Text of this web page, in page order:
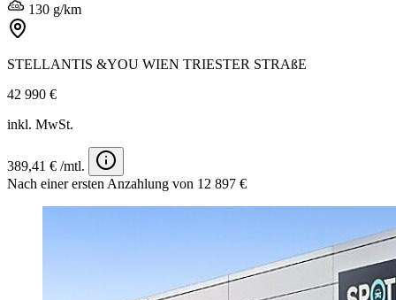
130 g/km
STELLANTIS &YOU WIEN TRIESTER STRAßE
42 990 €
inkl. MwSt.
389,41 € /mtl.
Nach einer ersten Anzahlung von 12 897 €